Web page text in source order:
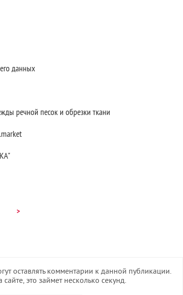
данных
речной песок и обрезки ткани
>
оставлять комментарии к данной публикации.
сайте, это займет несколько секунд.